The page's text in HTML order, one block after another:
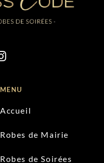
MENU
Accueil
Robes de Mairie
Robes de Soirées